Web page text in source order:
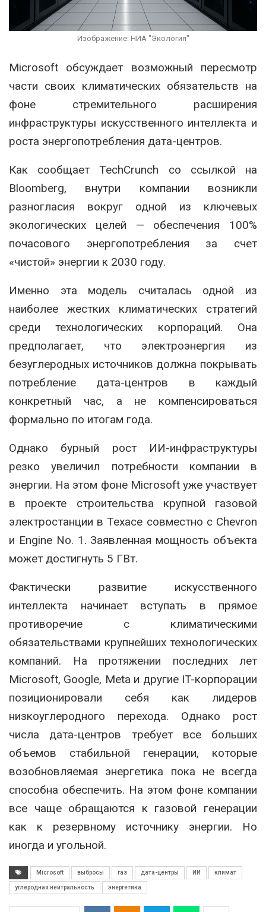
Изображение: НИА "Экология"
Microsoft обсуждает возможный пересмотр
части своих климатических обязательств на
фоне стремительного расширения
инфраструктуры искусственного интеллекта и
роста энергопотребления дата-центров.
Как сообщает TechCrunch со ссылкой на
Bloomberg, внутри компании возникли
разногласия вокруг одной из ключевых
экологических целей — обеспечения 100%
почасового энергопотребления за счет
«чистой» энергии к 2030 году.
Именно эта модель считалась одной из
наиболее жестких климатических стратегий
среди технологических корпораций. Она
предполагает, что электроэнергия из
безуглеродных источников должна покрывать
потребление дата-центров в каждый
конкретный час, а не компенсироваться
формально по итогам года.
Однако бурный рост ИИ-инфраструктуры
резко увеличил потребности компании в
энергии. На этом фоне Microsoft уже участвует
в проекте строительства крупной газовой
электростанции в Техасе совместно с Chevron
и Engine No. 1. Заявленная мощность объекта
может достигнуть 5 ГВт.
Фактически развитие искусственного
интеллекта начинает вступать в прямое
противоречие с климатическими
обязательствами крупнейших технологических
компаний. На протяжении последних лет
Microsoft, Google, Meta и другие IT-корпорации
позиционировали себя как лидеров
низкоуглеродного перехода. Однако рост
числа дата-центров требует все больших
объемов стабильной генерации, которые
возобновляемая энергетика пока не всегда
способна обеспечить. На этом фоне компании
все чаще обращаются к газовой генерации
как к резервному источнику энергии. Но
иногда и угольной.
Microsoft выбросы газ дата-центры ИИ климат
углеродная нейтральность энергетика